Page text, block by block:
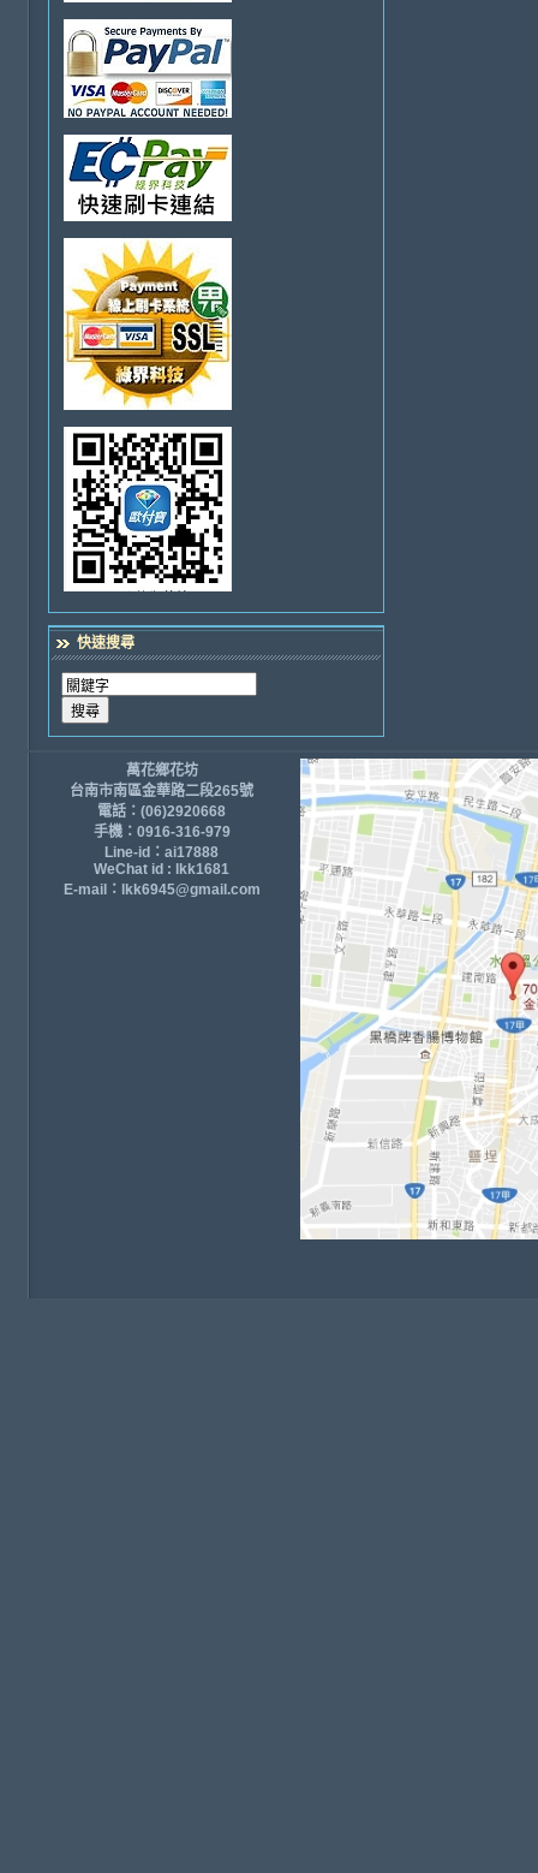
快速搜尋
萬花鄉花坊
台南市南區金華路二段265號
電話：(06)2920668
手機：0916-316-979
Line-id：ai17888
WeChat id : lkk1681
E-mail：lkk6945@gmail.com